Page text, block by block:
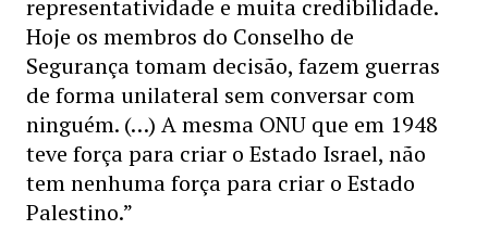
representatividade e muita credibilidade.
Hoje os membros do Conselho de
Segurança tomam decisão, fazem guerras
de forma unilateral sem conversar com
ninguém. (…) A mesma ONU que em 1948
teve força para criar o Estado Israel, não
tem nenhuma força para criar o Estado
Palestino.”